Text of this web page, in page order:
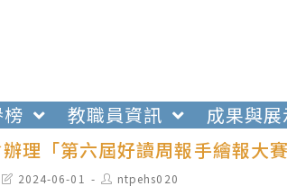
教職員資訊
成果與
理「第六屆好讀周報手繪報大
Post2024-06-01
Post
author:
ntpehs020